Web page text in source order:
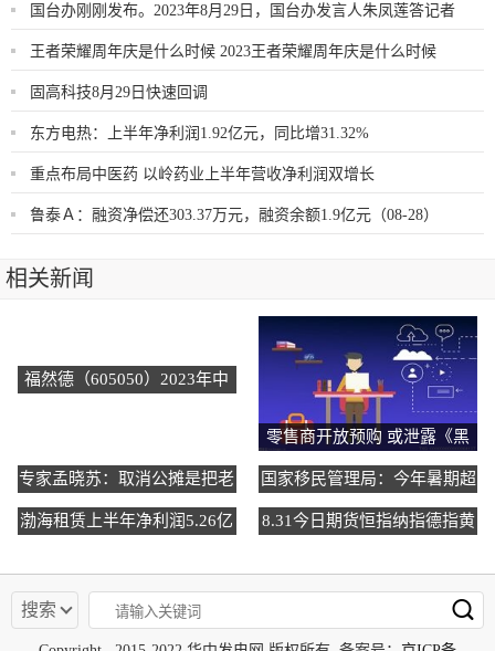
国台办刚刚发布。2023年8月29日，国台办发言人朱凤莲答记者
问。记者问
王者荣耀周年庆是什么时候 2023王者荣耀周年庆是什么时候
固高科技8月29日快速回调
东方电热：上半年净利润1.92亿元，同比增31.32%
重点布局中医药 以岭药业上半年营收净利润双增长
鲁泰Ａ：融资净偿还303.37万元，融资余额1.9亿元（08-28）
相关新闻
福然德（605050）2023年中
零售商开放预购 或泄露《黑
神话：悟空》定价和发售日期
专家孟晓苏：取消公摊是把老
百姓当傻子忽悠，并不会降低
房价
国家移民管理局：今年暑期超
8200万人次出入境
渤海租赁上半年净利润5.26亿
8.31今日期货恒指纳指德指黄
搜索